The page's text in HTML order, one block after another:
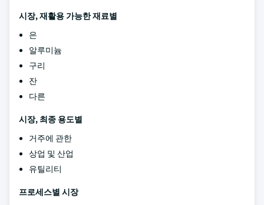
시장, 재활용 가능한 재료별
은
알루미늄
구리
잔
다른
시장, 최종 용도별
거주에 관한
상업 및 산업
유틸리티
프로세스별 시장